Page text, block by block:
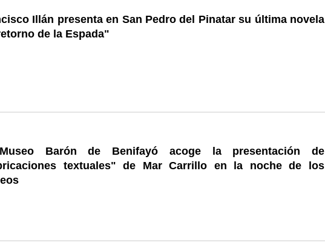
Illán presenta en San Pedro del Pinatar su última novela
de la Espada"
Barón de Benifayó acoge la presentación de
textuales" de Mar Carrillo en la noche de los